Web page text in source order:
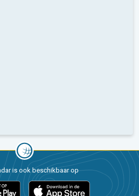
is ook beschikbaar op